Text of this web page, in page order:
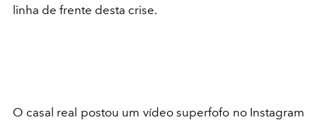
linha de frente desta crise.
O casal real postou um vídeo superfofo no Instagram